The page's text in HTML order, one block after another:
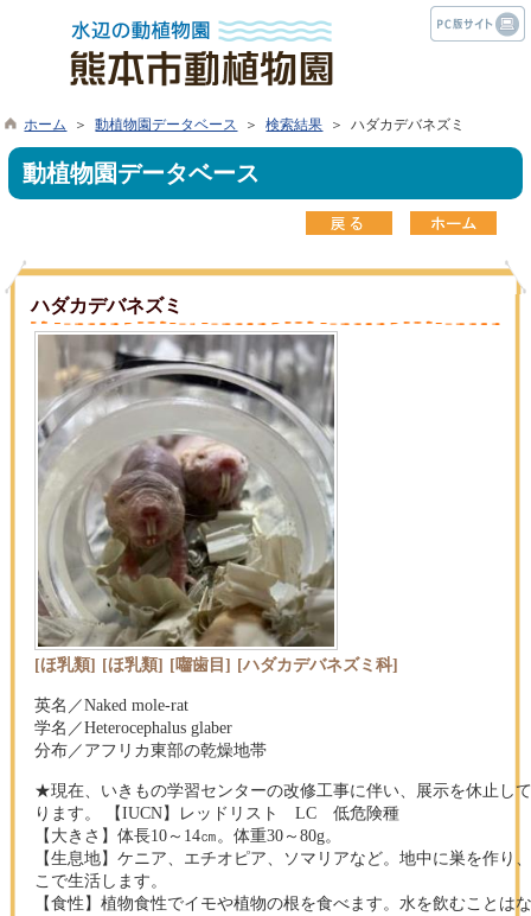
ホーム ＞動植物園データベース ＞検索結果 ＞ ハダカデバネズミ
動植物園データベース
ハダカデバネズミ
[ほ乳類] [ほ乳類] [囓歯目] [ハダカデバネズミ科]
英名／Naked mole-rat
学名／Heterocephalus glaber
分布／アフリカ東部の乾燥地帯
★現在、いきもの学習センターの改修工事に伴い、展示を休止し
ります。 【IUCN】レッドリスト LC 低危険種
【大きさ】体長10～14㎝。体重30～80g。
【生息地】ケニア、エチオピア、ソマリアなど。地中に巣を作り
こで生活します。
【食性】植物食性でイモや植物の根を食べます。水を飲むことは